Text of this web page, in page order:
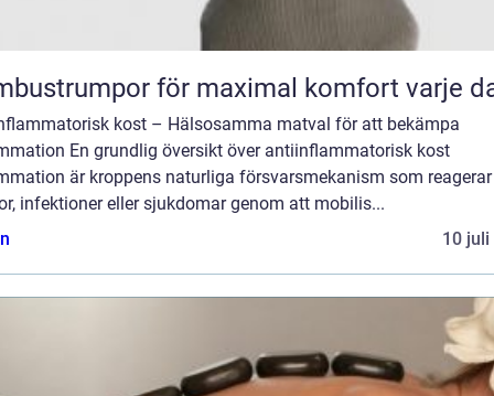
för maximal komfort varje
kost – Hälsosamma matval för att bekämpa
En grundlig översikt över antiinflammatorisk kost
är kroppens naturliga försvarsmekanism som
infektioner eller sjukdomar genom att mobilis...
10 juli